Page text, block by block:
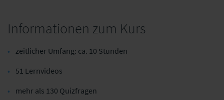
Informationen zum Kurs
zeitlicher Umfang: ca. 10 Stunden
51 Lernvideos
mehr als 130 Quizfragen